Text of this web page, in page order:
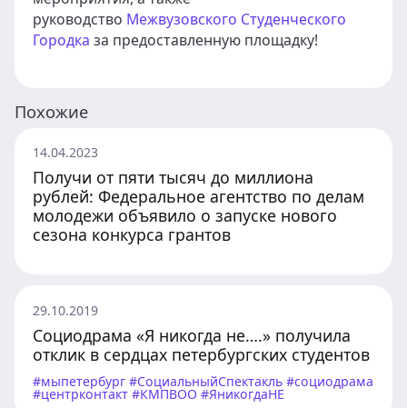
руководство Межвузовского Студенческого
Городка за предоставленную площадку!
Похожие
14.04.2023
Получи от пяти тысяч до миллиона
рублей: Федеральное агентство по делам
молодежи объявило о запуске нового
сезона конкурса грантов
29.10.2019
Социодрама «Я никогда не….» получила
отклик в сердцах петербургских студентов
#мыпетербург #СоциальныйСпектакль #социодрама
#центрконтакт #КМПВОО #ЯникогдаНЕ